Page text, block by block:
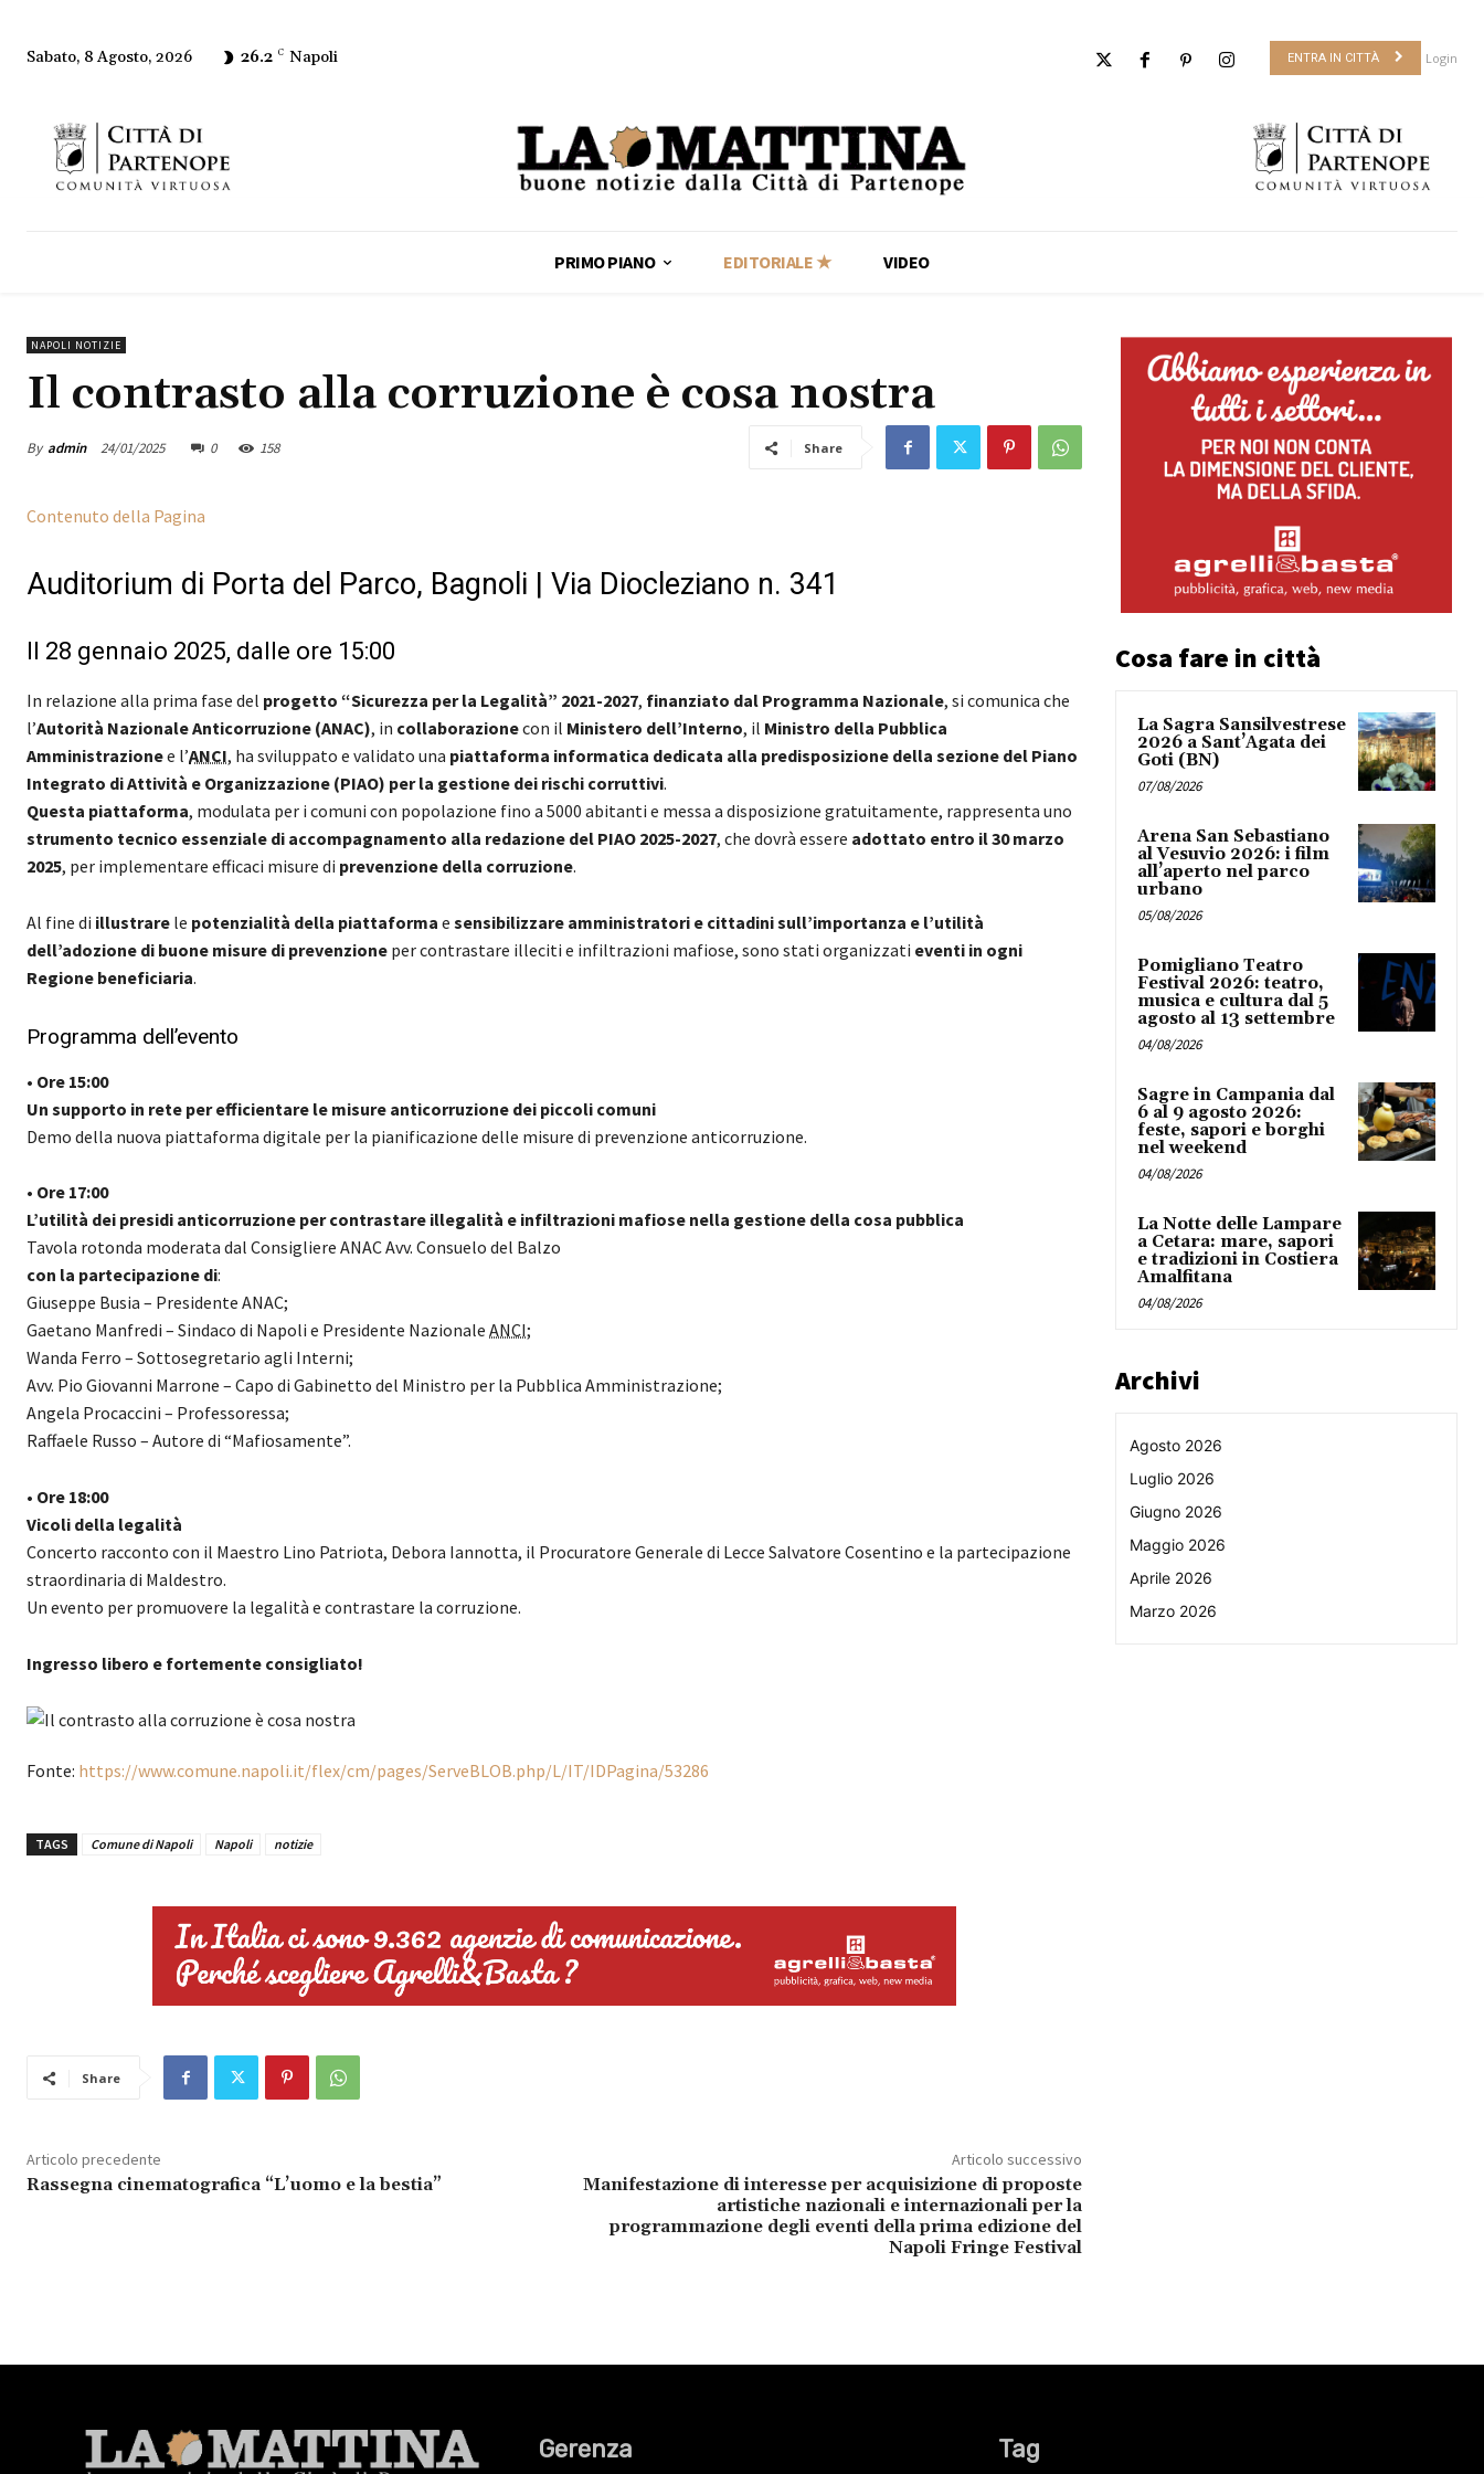
Sabato, 8 Agosto, 2026 26.2 C Napoli ENTRA IN CITTÀ Login
PRIMO PIANO EDITORIALE ★ VIDEO
NAPOLI NOTIZIE
Il contrasto alla corruzione è cosa nostra
By admin 24/01/2025 0 158 Share
Contenuto della Pagina
Auditorium di Porta del Parco, Bagnoli | Via Diocleziano n. 341
Il 28 gennaio 2025, dalle ore 15:00
In relazione alla prima fase del progetto “Sicurezza per la Legalità” 2021-2027, finanziato dal Programma Nazionale, si comunica che
l’Autorità Nazionale Anticorruzione (ANAC), in collaborazionecon il Ministero dell’Interno, il Ministro della Pubblica
Amministrazionee l’ANCI, ha sviluppato e validato una piattaforma informatica dedicata alla predisposizione della sezione del Piano
Integrato di Attività e Organizzazione (PIAO) per la gestione dei rischi corruttivi.
Questa piattaforma, modulata per i comuni con popolazione fino a 5000 abitanti e messa a disposizione gratuitamente, rappresenta uno
strumento tecnico essenziale di accompagnamento alla redazione del PIAO 2025-2027, che dovrà essere adottato entro il 30 marzo
2025, per implementare efficaci misure di prevenzione della corruzione.
Al fine di illustrare le potenzialità della piattaforma e sensibilizzare amministratori e cittadini sull’importanza e l’utilità
dell’adozione di buone misure di prevenzione per contrastare illeciti e infiltrazioni mafiose, sono stati organizzati eventi in ogni
Regione beneficiaria.
Programma dell’evento
• Ore 15:00
Un supporto in rete per efficientare le misure anticorruzione dei piccoli comuni
Demo della nuova piattaforma digitale per la pianificazione delle misure di prevenzione anticorruzione.
• Ore 17:00
L’utilità dei presidi anticorruzione per contrastare illegalità e infiltrazioni mafiose nella gestione della cosa pubblica
Tavola rotonda moderata dal Consigliere ANAC Avv. Consuelo del Balzo
con la partecipazione di:
Giuseppe Busia – Presidente ANAC;
Gaetano Manfredi – Sindaco di Napoli e Presidente Nazionale ANCI;
Wanda Ferro – Sottosegretario agli Interni;
Avv. Pio Giovanni Marrone – Capo di Gabinetto del Ministro per la Pubblica Amministrazione;
Angela Procaccini – Professoressa;
Raffaele Russo – Autore di “Mafiosamente”.
• Ore 18:00
Vicoli della legalità
Concerto racconto con il Maestro Lino Patriota, Debora Iannotta, il Procuratore Generale di Lecce Salvatore Cosentino e la partecipazione
straordinaria di Maldestro.
Un evento per promuovere la legalità e contrastare la corruzione.
Ingresso libero e fortemente consigliato!
Fonte: https://www.comune.napoli.it/flex/cm/pages/ServeBLOB.php/L/IT/IDPagina/53286
TAGS Comune di Napoli Napoli notizie
Share
Articolo precedente
Rassegna cinematografica “L’uomo e la bestia”
Articolo successivo
Manifestazione di interesse per acquisizione di proposte
artistiche nazionali e internazionali per la
programmazione degli eventi della prima edizione del
Napoli Fringe Festival
Cosa fare in città
La Sagra Sansilvestrese
2026 a Sant’Agata dei
Goti (BN)
07/08/2026
Arena San Sebastiano
al Vesuvio 2026: i film
all’aperto nel parco
urbano
05/08/2026
Pomigliano Teatro
Festival 2026: teatro,
musica e cultura dal 5
agosto al 13 settembre
04/08/2026
Sagre in Campania dal
6 al 9 agosto 2026:
feste, sapori e borghi
nel weekend
04/08/2026
La Notte delle Lampare
a Cetara: mare, sapori
e tradizioni in Costiera
Amalfitana
04/08/2026
Archivi
Agosto 2026
Luglio 2026
Giugno 2026
Maggio 2026
Aprile 2026
Marzo 2026
Gerenza Tag